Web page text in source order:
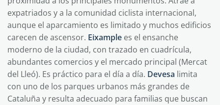
expatriados y a la comunidad ciclista internacional,
aunque el aparcamiento es limitado y muchos edificios
carecen de ascensor. Eixample es el ensanche
moderno de la ciudad, con trazado en cuadrícula,
abundantes comercios y el mercado principal (Mercat
del Lleó). Es práctico para el día a día. Devesa limita
con uno de los parques urbanos más grandes de
Cataluña y resulta adecuado para familias que buscan